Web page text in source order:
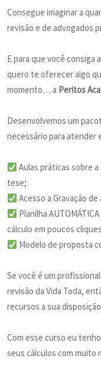
Consegue imaginar a
revisão e de advogados
E para que você consiga
quero te oferecer algo
momento… a Peritos
Desenvolvemos um
necessário para atender
Aulas práticas sobre
tese;
Acesso a Gravação
Planilha
cálculo em poucos
Modelo de proposta
Se você é um
revisão da Vida Toda,
recursos a sua
Com esse curso eu
seus cálculos com muito